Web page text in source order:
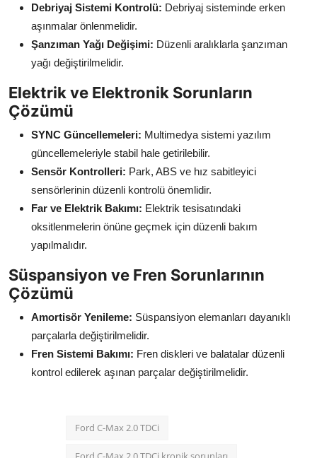
Debriyaj Sistemi Kontrolü: Debriyaj sisteminde erken
aşınmalar önlenmelidir.
Şanzıman Yağı Değişimi: Düzenli aralıklarla şanzıman
yağı değiştirilmelidir.
Elektrik ve Elektronik Sorunların
Çözümü
SYNC Güncellemeleri: Multimedya sistemi yazılım
güncellemeleriyle stabil hale getirilebilir.
Sensör Kontrolleri: Park, ABS ve hız sabitleyici
sensörlerinin düzenli kontrolü önemlidir.
Far ve Elektrik Bakımı: Elektrik tesisatındaki
oksitlenmelerin önüne geçmek için düzenli bakım
yapılmalıdır.
Süspansiyon ve Fren Sorunlarının
Çözümü
Amortisör Yenileme: Süspansiyon elemanları dayanıklı
parçalarla değiştirilmelidir.
Fren Sistemi Bakımı: Fren diskleri ve balatalar düzenli
kontrol edilerek aşınan parçalar değiştirilmelidir.
Ford C-Max 2.0 TDCi